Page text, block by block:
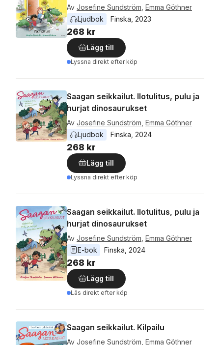
Av Josefine Sundström Emma Göthner
Ljudbok
Finska 2023
268 kr
Lägg till
Lyssna direkt efter köp
Saagan seikkailut. Ilotulitus, pulu ja
hurjat dinosaurukset
Av Josefine Sundström Emma Göthner
Ljudbok
Finska 2024
268 kr
Lägg till
Lyssna direkt efter köp
Saagan seikkailut. Ilotulitus, pulu ja
hurjat dinosaurukset
Av Josefine Sundström Emma Göthner
E-bok
Finska 2024
268 kr
Lägg till
Läs direkt efter köp
Saagan seikkailut. Kilpailu
Av Josefine Sundström Emma Göthner